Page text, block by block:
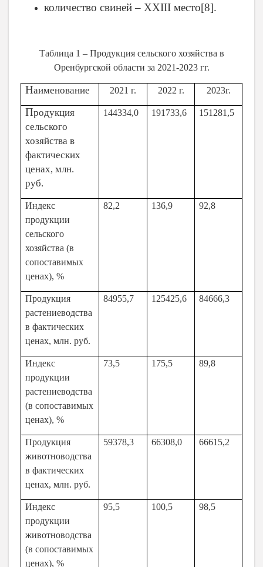
количество свиней – XXIII место[8].
Таблица 1 – Продукция сельского хозяйства в
Оренбургской области за 2021-2023 гг.
Наименование 2021 г. 2022 г. 2023г.
Продукция
сельского
хозяйства в
фактических
ценах, млн.
руб.
144334,0 191733,6 151281,5
Индекс
продукции
сельского
хозяйства (в
сопоставимых
ценах), %
82,2 136,9 92,8
Продукция
растениеводства
в фактических
ценах, млн. руб.
84955,7 125425,6 84666,3
Индекс
продукции
растениеводства
(в сопоставимых
ценах), %
73,5 175,5 89,8
Продукция
животноводства
в фактических
ценах, млн. руб.
59378,3 66308,0 66615,2
Индекс
продукции
животноводства
(в сопоставимых
ценах), %
95,5 100,5 98,5